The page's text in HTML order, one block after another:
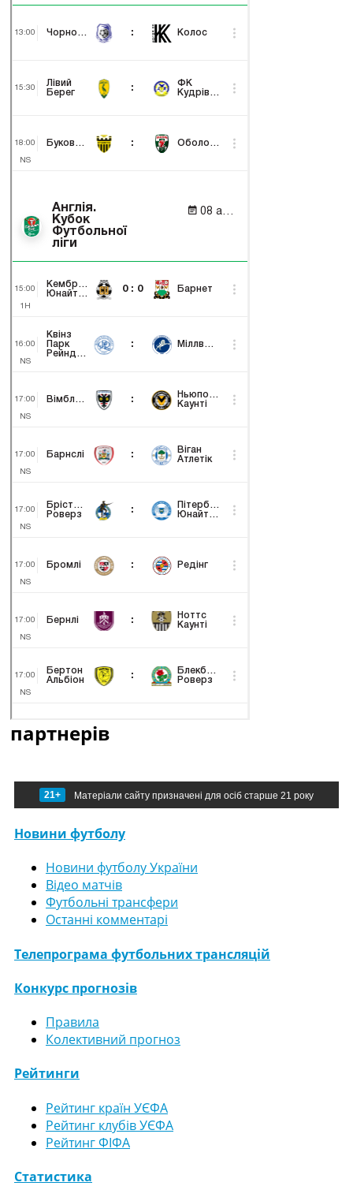
партнерів
21+ Матеріали сайту призначені для осіб старше 21 року
Новини футболу
Новини футболу України
Відео матчів
Футбольні трансфери
Останні комментарі
Телепрограма футбольних трансляцій
Конкурс прогнозів
Правила
Колективний прогноз
Рейтинги
Рейтинг країн УЄФА
Рейтинг клубів УЄФА
Рейтинг ФІФА
Статистика